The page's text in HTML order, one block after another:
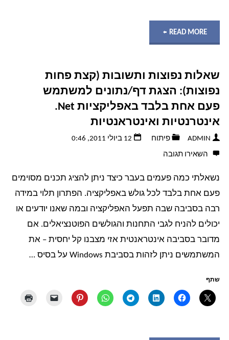
READ MORE "כיצד
Trace
אפקטיבי?"
שאלות נפוצות ותשובות (קצת פחות
נפוצות): הצגת דף/נתונים למשתמש
פעם אחת בלבד באפליקציות Net.
אינטרנטיות ואינטראנטיות
ADMIN פיתוח
12 ביולי 2011, 0:46
השאירו תגובה
נשאלתי כמה פעמים בעבר כיצד ניתן להציג תכנים מסוימים
פעם אחת בלבד לכל גולש באפליקציה. הפתרון תלוי במידה
רבה בסביבה שבה תפעל האפליקציה ובמה שאנו יודעים או
יכולים להניח לגבי התחנות והגולשים הפוטנציאלים. אם
מדובר בסביבה אינטראנטית אזי מצבנו קל יחסית – את
המשתמשים ניתן לזהות בסביבת Windows על בסיס …
שתף